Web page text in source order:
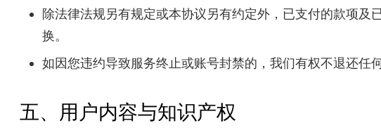
除法律法规另有规定或本协议另有约定外，已支付的款项及
换。
如因您违约导致服务终止或账号封禁的，我们有权不退还任
五、用户内容与知识产权